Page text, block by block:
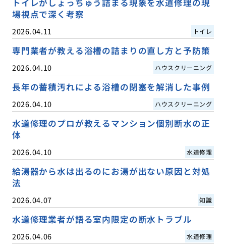
トイレがしょっちゅう詰まる現象を水道修理の現
場視点で深く考察
2026.04.11 トイレ
専門業者が教える浴槽の詰まりの直し方と予防策
2026.04.10 ハウスクリーニング
長年の蓄積汚れによる浴槽の閉塞を解消した事例
2026.04.10 ハウスクリーニング
水道修理のプロが教えるマンション個別断水の正
体
2026.04.10 水道修理
給湯器から水は出るのにお湯が出ない原因と対処
法
2026.04.07 知識
水道修理業者が語る室内限定の断水トラブル
2026.04.06 水道修理